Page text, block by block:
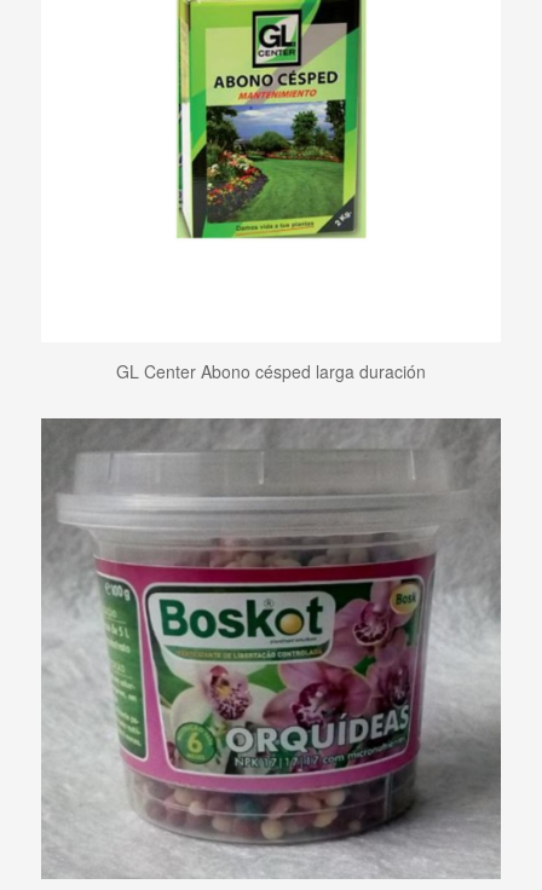
GL Center Abono césped larga duración